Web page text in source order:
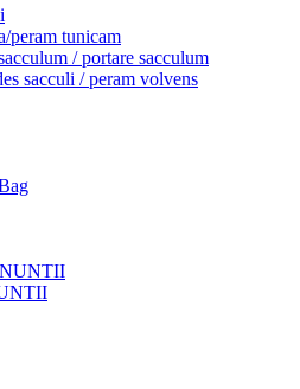
peram tunicam
/ portare sacculum
sacculi / peram volvens